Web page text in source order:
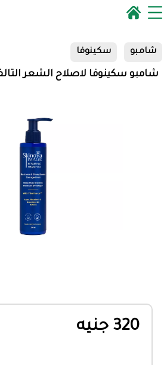
شامبو سكينوفا
شامبو سكينوفا لاصلاح الشعر التالف 250
320 جنيه